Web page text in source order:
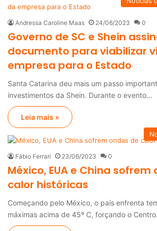
Andressa Caroline Maas 24/06/2023 0
Governo de SC e Shein
documento para viabilizar
empresa para o Estado
Santa Catarina deu mais um passo
investimentos da Shein. Durante o evento…
Leia mais »
Fábio Ferrari 23/06/2023 0
México, EUA e China sofrem
calor históricas
Começando pelo México, o país enfrenta
máximas acima de 45º C, forçando o